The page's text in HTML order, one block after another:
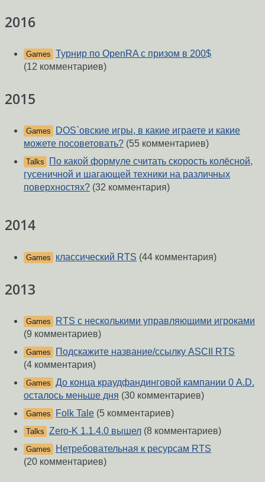
2016
Games Турнир по OpenRA с призом в 200$
(12 комментариев)
2015
Games
DOS`овские игры, в какие играете и какие
можете посоветовать? (55 комментариев)
Talks
По какой формуле считать скорость колёсной,
гусеничной и шагающей техники на различных
поверхностях? (32 комментария)
2014
Games клаcсический RTS (44 комментария)
2013
Games
RTS с несколькими управляющими игроками
(9 комментариев)
Games
Подскажите название/ссылку ASCII RTS
(4 комментария)
Games До конца краудфандинговой кампании 0 A.D.
осталось меньше дня (30 комментариев)
Games Folk Tale (5 комментариев)
Talks Zero-K 1.1.4.0 вышел (8 комментариев)
Games
Нетребовательная к ресурсам RTS
(20 комментариев)